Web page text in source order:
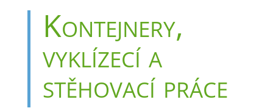
Kontejnery,
vyklízecí a
stěhovací práce